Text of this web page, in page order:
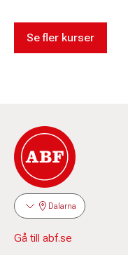
Se fler kurser
Dalarna
Gå till abf.se